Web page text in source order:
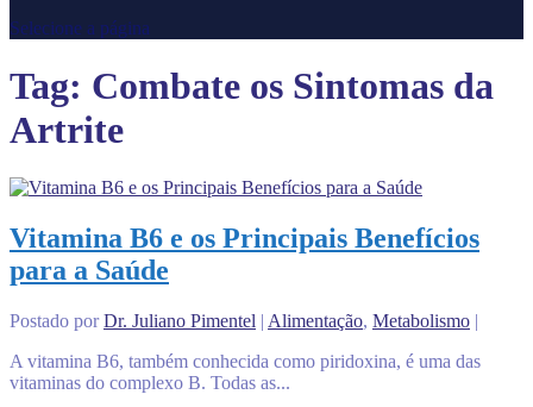
Selecione a página
Tag: Combate os Sintomas da
Artrite
Vitamina B6 e os Principais Benefícios
para a Saúde
Postado porDr. Juliano Pimentel | Alimentação, Metabolismo |
A vitamina B6, também conhecida como piridoxina, é uma das
vitaminas do complexo B. Todas as...